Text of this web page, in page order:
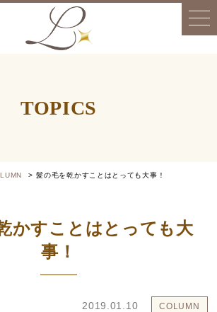
TOPICS
髪の毛を乾かすことはとっても大事！
かすことはとっても大
事！
2019.01.10 COLUMN